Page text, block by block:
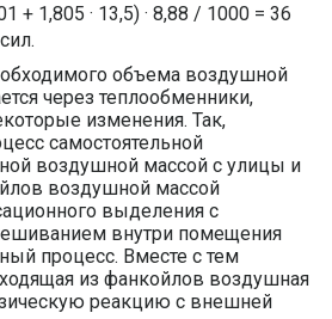
+ 1,805 · 13,5) · 8,88 / 1000 = 36
объема воздушной
через теплообменники,
изменения. Так,
самостоятельной
воздушной массой с улицы и
воздушной массой
выделения с
внутри помещения
процесс. Вместе с тем
из фанкойлов воздушная
реакцию с внешней